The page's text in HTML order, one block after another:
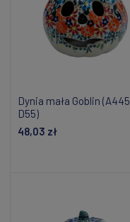
Dynia mała Goblin (A445
D55)
48,03 zł